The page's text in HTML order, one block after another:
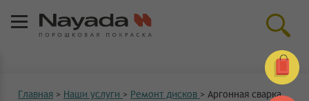
Главная > Наши услуги > Ремонт дисков > Аргонная сварка